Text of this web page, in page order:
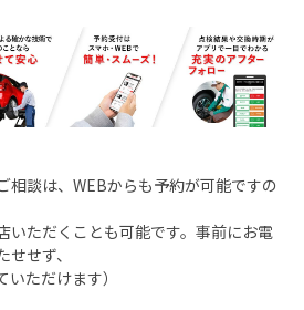
談は、 WEBからも予約が可能ですの
いただくことも可能です。事前にお電
せず、
ただけます）